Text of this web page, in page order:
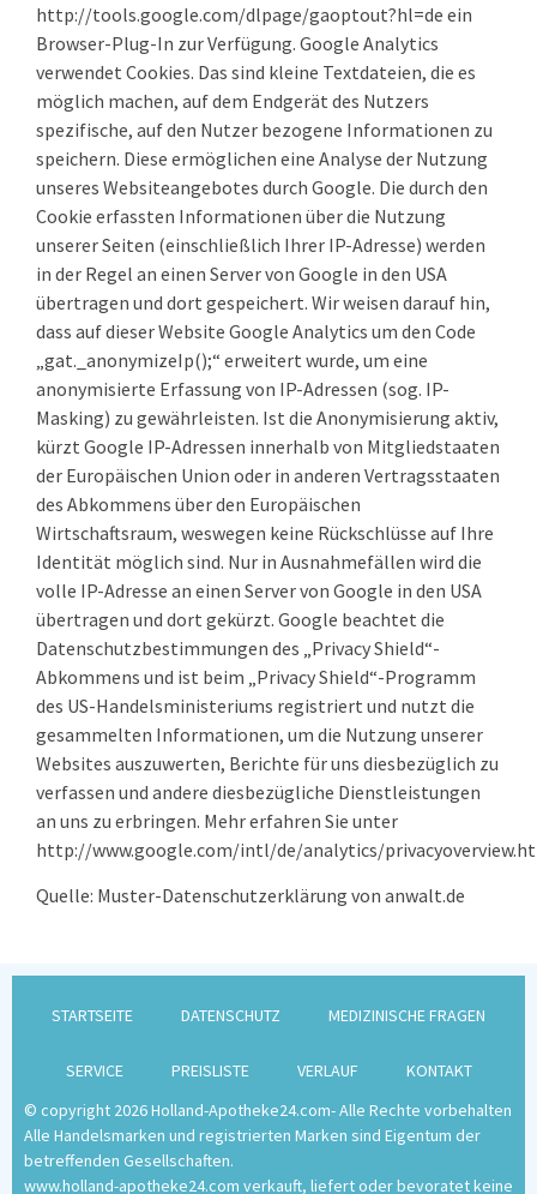
http://tools.google.com/dlpage/gaoptout?hl=de ein
Browser-Plug-In zur Verfügung. Google Analytics
verwendet Cookies. Das sind kleine Textdateien, die es
möglich machen, auf dem Endgerät des Nutzers
spezifische, auf den Nutzer bezogene Informationen zu
speichern. Diese ermöglichen eine Analyse der Nutzung
unseres Websiteangebotes durch Google. Die durch den
Cookie erfassten Informationen über die Nutzung
unserer Seiten (einschließlich Ihrer IP-Adresse) werden
in der Regel an einen Server von Google in den USA
übertragen und dort gespeichert. Wir weisen darauf hin,
dass auf dieser Website Google Analytics um den Code
„gat._anonymizeIp();“ erweitert wurde, um eine
anonymisierte Erfassung von IP-Adressen (sog. IP-
Masking) zu gewährleisten. Ist die Anonymisierung aktiv,
kürzt Google IP-Adressen innerhalb von Mitgliedstaaten
der Europäischen Union oder in anderen Vertragsstaaten
des Abkommens über den Europäischen
Wirtschaftsraum, weswegen keine Rückschlüsse auf Ihre
Identität möglich sind. Nur in Ausnahmefällen wird die
volle IP-Adresse an einen Server von Google in den USA
übertragen und dort gekürzt. Google beachtet die
Datenschutzbestimmungen des „Privacy Shield“-
Abkommens und ist beim „Privacy Shield“-Programm
des US-Handelsministeriums registriert und nutzt die
gesammelten Informationen, um die Nutzung unserer
Websites auszuwerten, Berichte für uns diesbezüglich zu
verfassen und andere diesbezügliche Dienstleistungen
an uns zu erbringen. Mehr erfahren Sie unter
http://www.google.com/intl/de/analytics/
Quelle: Muster-Datenschutzerklärung von anwalt.de
STARTSEITE DATENSCHUTZ MEDIZINISCHE FRAGEN
SERVICE PREISLISTE VERLAUF
KONTAKT
© copyright 2026 Holland-Apotheke24.com- Alle Rechte vorbehalten
Alle Handelsmarken und registrierten Marken sind Eigentum der
betreffenden Gesellschaften.
www.holland-apotheke24.com verkauft, liefert oder bevoratet keine